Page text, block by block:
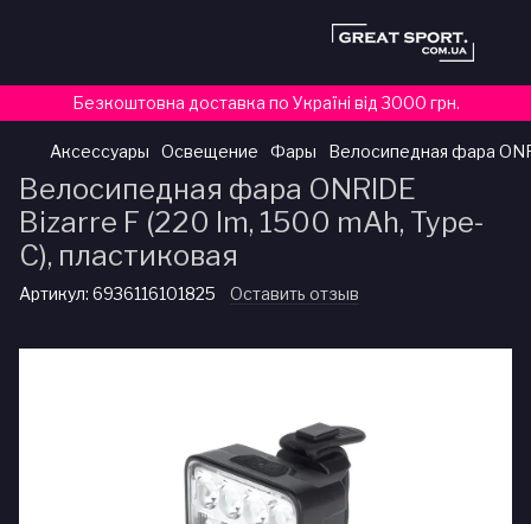
Безкоштовна доставка по Україні від 3000 грн.
Аксессуары Освещение Фары Велосипедная фара
Велосипедная фара ONRIDE
Bizarre F (220 lm, 1500 mAh, Type-
C), пластиковая
Артикул: 6936116101825 Оставить отзыв